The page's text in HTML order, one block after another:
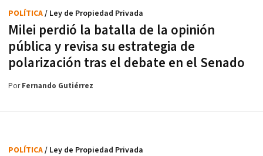
Milei perdió la batalla de la opinión
pública y revisa su estrategia de
polarización tras el debate en el Senado
POLÍTICA/ Ley de Propiedad Privada
PorFernando Gutiérrez
POLÍTICA/ Ley de Propiedad Privada